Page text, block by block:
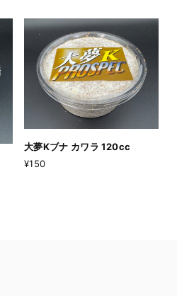
大夢Kブナ カワラ 120cc
¥150